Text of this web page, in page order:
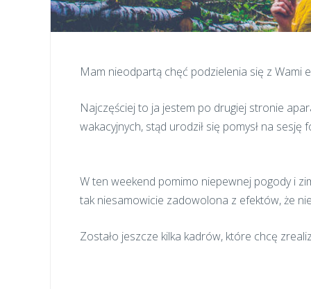
Mam nieodpartą chęć podzielenia się z Wami
Najczęściej to ja jestem po drugiej stronie
wakacyjnych, stąd urodził się pomysł na
W ten weekend pomimo niepewnej pogody i
tak niesamowicie zadowolona z efektów, że
Zostało jeszcze kilka kadrów, które chcę